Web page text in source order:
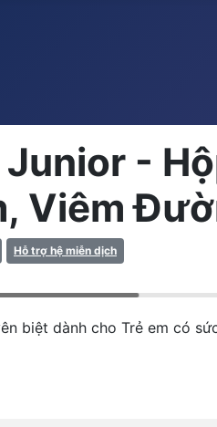
-
Viêm
Hỗ trợ hệ miễn dịch
biệt dành cho Trẻ em có